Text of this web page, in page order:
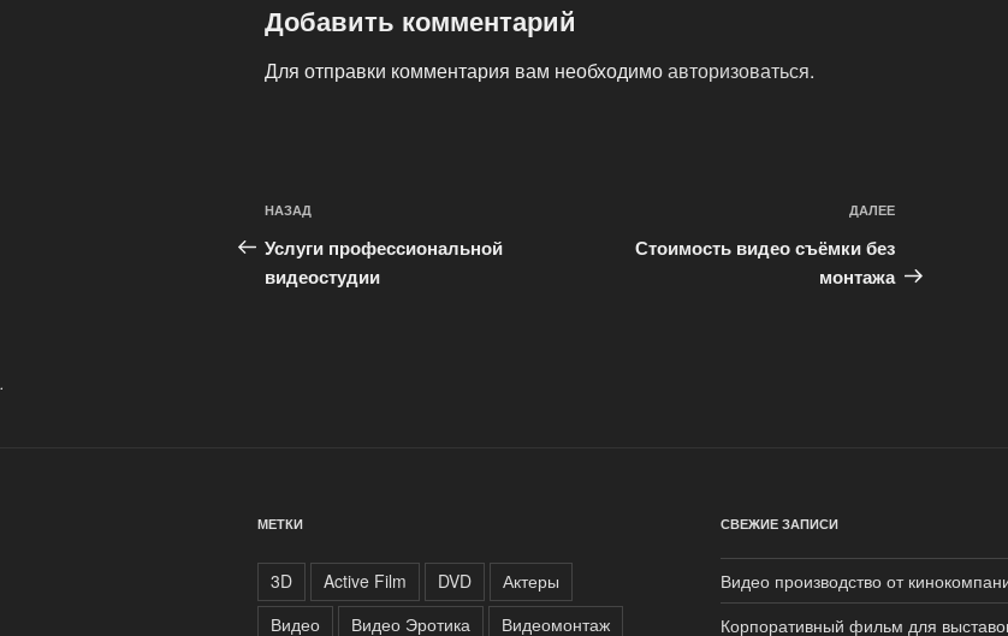
Добавить комментарий
Для отправки комментария вам необходимоавторизоваться.
Навигация
по
записям
Предыдущая
запись:
НАЗАД
Услуги профессиональной
видеостудии
ДАЛЕЕ
Стоимость видео съёмки без
монтажа
.
МЕТКИ
3D Active Film DVD
Актеры
Видео
Видео Эротика
Видеомонтаж
СВЕЖИЕ ЗАПИСИ
Видео производство от
Корпоративный фильм для